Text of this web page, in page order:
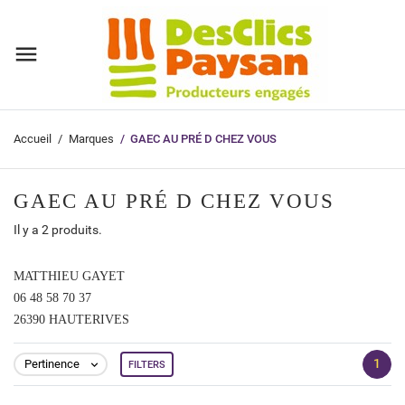
Accueil Marques GAEC AU PRÉ D CHEZ VOUS
GAEC AU PRÉ D CHEZ VOUS
Il y a 2 produits.
MATTHIEU GAYET
06 48 58 70 37
26390 HAUTERIVES
Pertinence  FILTERS 1